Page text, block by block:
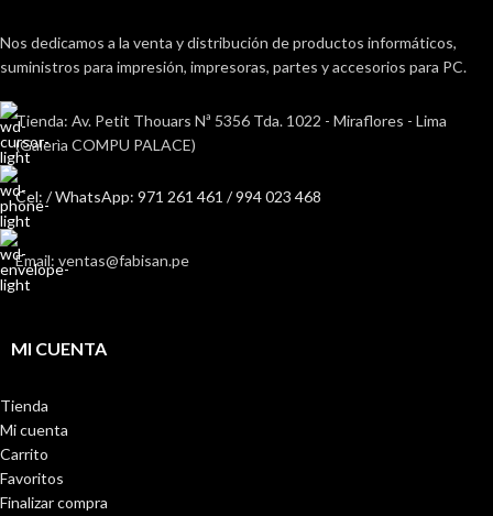
Nos dedicamos a la venta y distribución de productos informáticos,
suministros para impresión, impresoras, partes y accesorios para PC.
Tienda: Av. Petit Thouars Nª 5356 Tda. 1022 - Miraflores - Lima
(Galerìa COMPU PALACE)
Cel: / WhatsApp: 971 261 461 / 994 023 468
Email: ventas@fabisan.pe
MI CUENTA
Tienda
Mi cuenta
Carrito
Favoritos
Finalizar compra